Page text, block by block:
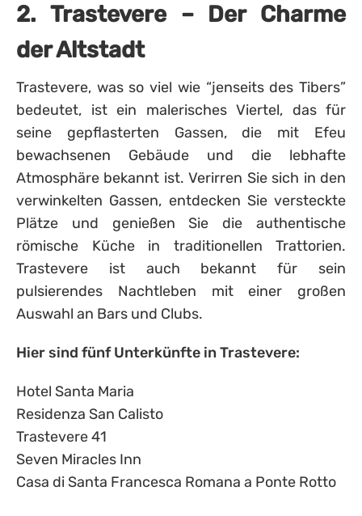
2. Trastevere – Der Charme
der Altstadt
Trastevere, was so viel wie “jenseits des Tibers”
bedeutet, ist ein malerisches Viertel, das für
seine gepflasterten Gassen, die mit Efeu
bewachsenen Gebäude und die lebhafte
Atmosphäre bekannt ist. Verirren Sie sich in den
verwinkelten Gassen, entdecken Sie versteckte
Plätze und genießen Sie die authentische
römische Küche in traditionellen Trattorien.
Trastevere ist auch bekannt für sein
pulsierendes Nachtleben mit einer großen
Auswahl an Bars und Clubs.
Hier sind fünf Unterkünfte in Trastevere:
Hotel Santa Maria
Residenza San Calisto
Trastevere 41
Seven Miracles Inn
Casa di Santa Francesca Romana a Ponte Rotto